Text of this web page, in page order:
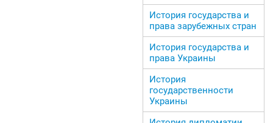
История государства и
права зарубежных стран
История государства и
права Украины
История
государственности
Украины